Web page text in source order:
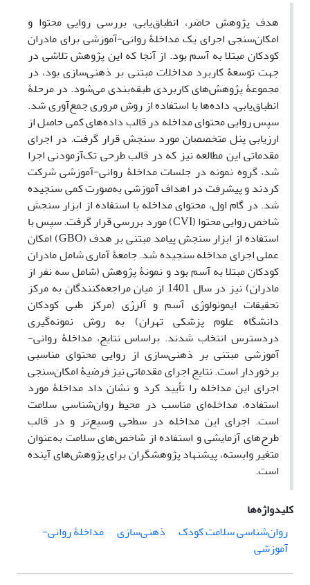
هدف پژوهش حاضر، انطباق‌یابی، بررسی روایی محتوا و
امکان‌سنجی اجرای یک مداخلۀ روانی-آموزشی برای مادران
کودکان مبتلا به آسم بود. از آنجا که این پژوهش تلاشی در
جهت توسعۀ کاربرد مداخلات مبتنی بر ذهنی‌سازی بود، در
مجموعۀ پژوهش‌های کاربردی طبقه‌بندی می‌شود. در مرحلۀ
انطباق‌یابی، داده‌ها با استفاده از روش مروری جمع‌آوری شد.
سپس روایی محتوای مداخله در قالب داده‌های کمی حاصل از
ارزیابی پنل متخصصان مورد سنجش قرار گرفت. در اجرای
مقدماتی این مطالعه نیز که در قالب طرحی تک‌آزمودنی اجرا
شد، گروه نمونه در جلسات مداخلۀ روانی-آموزشی شرکت
کردند و پیشرفت در اهداف آموزشی به‌صورت کمی سنجیده
شد. در گام اول، محتوای مداخله با استفاده از ابزار سنجش
شاخص روایی محتوا (CVI) مورد بررسی قرار گرفت. سپس با
استفاده از ابزار سنجش پیامد مبتنی بر هدف (GBO) امکان
عملی اجرای مداخله سنجیده شد. جامعۀ آماری شامل مادران
کودکان مبتلا به آسم بود و نمونۀ پژوهش (شامل سه نفر از
مادران) نیز در سال 1401 از میان مراجعه‌کنندگان به مرکز
تحقیقات ایمونولوژی آسم و آلرژی (مرکز طبی کودکان
دانشگاه علوم پزشکی تهران) به روش نمونه‌گیری
دردسترس انتخاب شدند. براساس نتایج، مداخلۀ روانی-
آموزشی مبتنی بر ذهنی‌سازی از روایی محتوای مناسبی
برخوردار است. نتایج اجرای مقدماتی نیز فرضیۀ امکان‌سنجی
اجرای این مداخله را تأیید کرد و نشان داد مداخلۀ مورد
استفاده، مداخله‌ای مناسب در محیط روان‌شناسی سلامت
است. اجرای این مداخله در سطحی وسیع‌تر و در قالب
طرح‌های آزمایشی و استفاده از شاخص‌های سلامت به‌عنوان
متغیر وابسته، پیشنهاد پژوهشگران برای پژوهش‌های آینده
است.
کلیدواژه‌ها
روان‌شناسی سلامت کودک
ذهنی‌سازی
مداخلۀ روانی-
آموزشی